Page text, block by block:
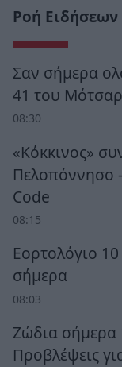
Ροή Ειδήσεων
Σαν σήμερα
41 του
08:30
«Κόκκινος»
Πελοπόννησο
Code
08:15
Εορτολόγιο
σήμερα
08:03
Ζώδια σήμερα
Προβλέψεις